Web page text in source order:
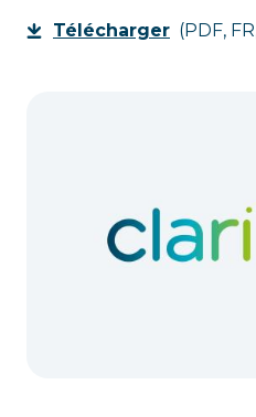
Télécharger (PDF,